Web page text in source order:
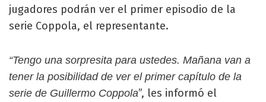
jugadores podrán ver el primer episodio de la
serie Coppola, el representante.
“Tengo una sorpresita para ustedes. Mañana van a
tener la posibilidad de ver el primer capítulo de la
serie de Guillermo Coppola”, les informó el